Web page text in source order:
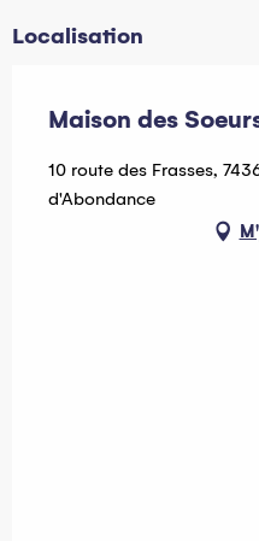
Localisation
Maison des
10 route des Frasses,
d'Abondance